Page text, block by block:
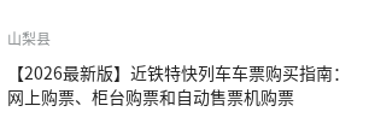
山梨县
【2026最新版】近铁特快列车车票购买指南：
网上购票、柜台购票和自动售票机购票